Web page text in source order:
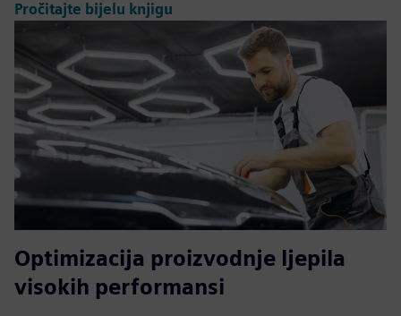
Pročitajte bijelu knjigu
Optimizacija proizvodnje ljepila
visokih performansi